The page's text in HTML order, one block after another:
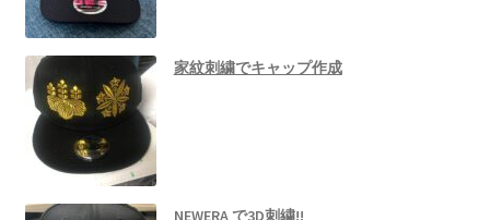
家紋刺繍でキャップ作成